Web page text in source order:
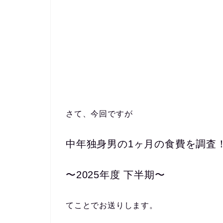
さて、今回ですが
中年独身男の1ヶ月の食費を調査
〜2025年度 下半期〜
てことでお送りします。